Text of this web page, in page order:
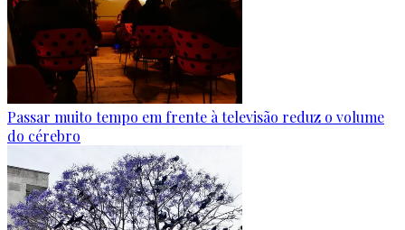
Passar muito tempo em frente à televisão reduz o volume
do cérebro